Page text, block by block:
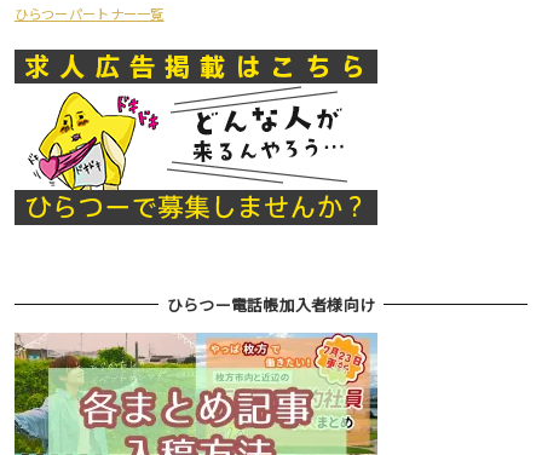
ひらつーパートナー一覧
ひらつー電話帳加入者様向け